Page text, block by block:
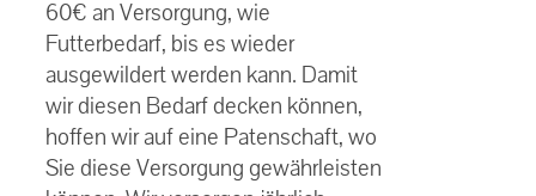
60€ an Versorgung, wie
Futterbedarf, bis es wieder
ausgewildert werden kann. Damit
wir diesen Bedarf decken können,
hoffen wir auf eine Patenschaft, wo
Sie diese Versorgung gewährleisten